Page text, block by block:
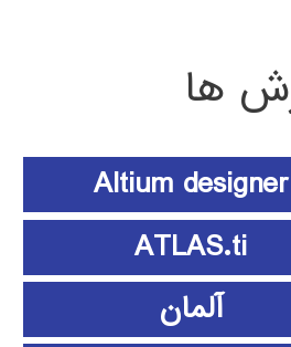
ها
Altium designer
ATLAS.ti
آلمان